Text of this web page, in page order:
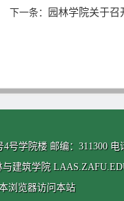
下一条： 园林学院关于
学院楼 邮编：311300 电
建筑学院
浏览器访问本站